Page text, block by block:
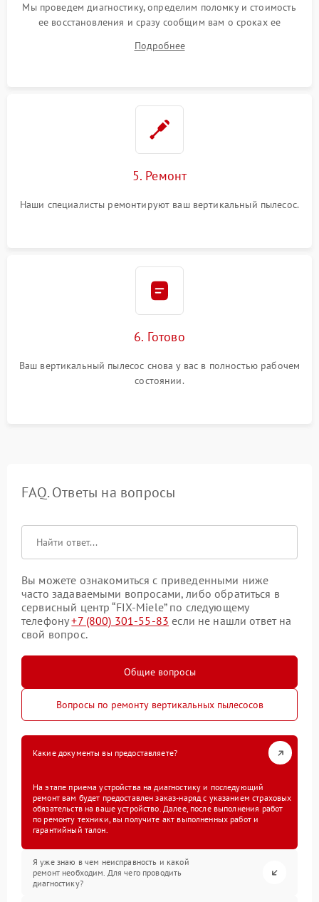
Мы проведем диагностику, определим поломку и стоимость
ее восстановления и сразу сообщим вам о сроках ее
Подробнее
5. Ремонт
Наши специалисты ремонтируют ваш вертикальный пылесос.
6. Готово
Ваш вертикальный пылесос снова у вас в полностью рабочем
состоянии.
FAQ. Ответы на вопросы
Вы можете ознакомиться с приведенными ниже
часто задаваемыми вопросами, либо обратиться в
сервисный центр “FIX-Miele” по следующему
телефону+7 (800) 301-55-83 если не нашли ответ на
свой вопрос.
Общие вопросы
Вопросы по ремонту вертикальных пылесосов
Какие документы вы предоставляете?
На этапе приема устройства на диагностику и последующий
ремонт вам будет предоставлен заказ-наряд с указанием страховых
обязательств на ваше устройство. Далее, после выполнения работ
по ремонту техники, вы получите акт выполненных работ и
гарантийный талон.
Я уже знаю в чем неисправность и какой
ремонт необходим. Для чего проводить
диагностику?